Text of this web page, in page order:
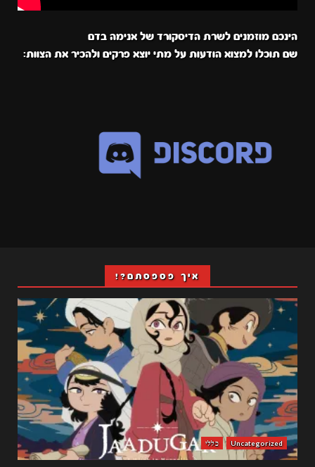
הינכם מוזמנים לשרת הדיסקורד של אנימה בדם
שם תוכלו למצוא הודעות על מתי יוצא פרקים ולהכיר את הצוות:
איך פספסתם?!
Uncategorized כללי